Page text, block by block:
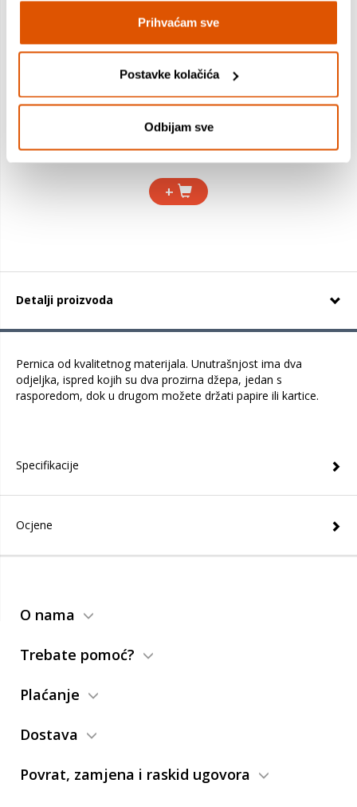
Prihvaćam sve
Postavke kolačića
Odbijam sve
0,89 €
0,80 €
+
Detalji proizvoda
Pernica od kvalitetnog materijala. Unutrašnjost ima dva
odjeljka, ispred kojih su dva prozirna džepa, jedan s
rasporedom, dok u drugom možete držati papire ili kartice.
Specifikacije
Ocjene
O nama
Trebate pomoć?
Plaćanje
Dostava
Povrat, zamjena i raskid ugovora